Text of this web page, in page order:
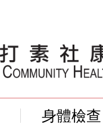
身體檢查